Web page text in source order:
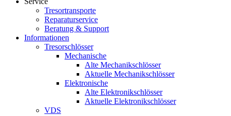
Tresortransporte
Reparaturservice
Beratung & Support
Informationen
Tresorschlösser
Mechanische
Alte Mechanikschlösser
Aktuelle Mechanikschlösser
Elektronische
Alte Elektronikschlösser
Aktuelle Elektronikschlösser
VDS